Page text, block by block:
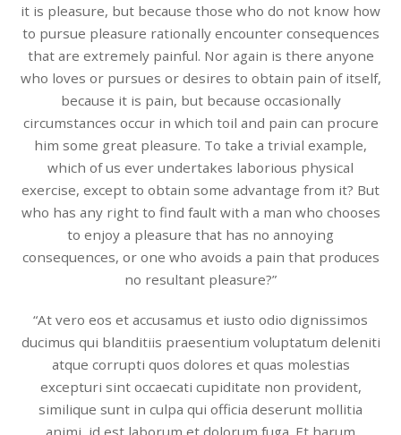
it is pleasure, but because those who do not know how
to pursue pleasure rationally encounter consequences
that are extremely painful. Nor again is there anyone
who loves or pursues or desires to obtain pain of itself,
because it is pain, but because occasionally
circumstances occur in which toil and pain can procure
him some great pleasure. To take a trivial example,
which of us ever undertakes laborious physical
exercise, except to obtain some advantage from it? But
who has any right to find fault with a man who chooses
to enjoy a pleasure that has no annoying
consequences, or one who avoids a pain that produces
no resultant pleasure?”
“At vero eos et accusamus et iusto odio dignissimos
ducimus qui blanditiis praesentium voluptatum deleniti
atque corrupti quos dolores et quas molestias
excepturi sint occaecati cupiditate non provident,
similique sunt in culpa qui officia deserunt mollitia